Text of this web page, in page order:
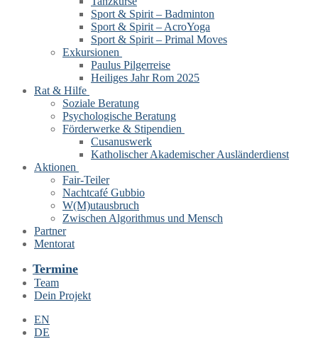
Sport & Spirit – Badminton
Sport & Spirit – AcroYoga
Sport & Spirit – Primal Moves
Exkursionen
Paulus Pilgerreise
Heiliges Jahr Rom 2025
Rat & Hilfe
Soziale Beratung
Psychologische Beratung
Förderwerke & Stipendien
Cusanuswerk
Katholischer Akademischer Ausländerdienst
Aktionen
Fair-Teiler
Nachtcafé Gubbio
W(M)utausbruch
Zwischen Algorithmus und Mensch
Partner
Mentorat
Termine
Team
Dein Projekt
EN
DE